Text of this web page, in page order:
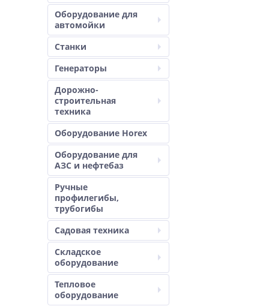
Оборудование для
автомойки
Станки
Генераторы
Дорожно-
строительная
техника
Оборудование Horex
Оборудование для
АЗС и нефтебаз
Ручные
профилегибы,
трубогибы
Садовая техника
Складское
оборудование
Тепловое
оборудование